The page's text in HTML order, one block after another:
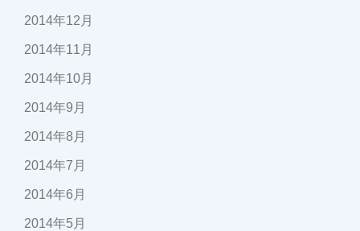
2014年12月
2014年11月
2014年10月
2014年9月
2014年8月
2014年7月
2014年6月
2014年5月